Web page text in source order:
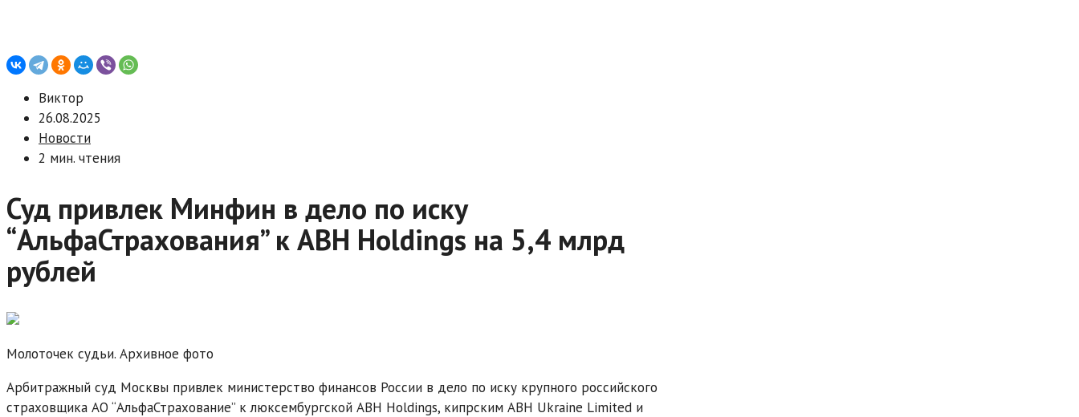
Виктор
26.08.2025
Новости
2 мин. чтения
Суд привлек Минфин в дело по иску
“АльфаСтрахования” к ABH Holdings на 5,4 млрд
рублей
Молоточек судьи. Архивное фото
Арбитражный суд Москвы привлек министерство финансов России в дело по иску крупного российского
страховщика АО “АльфаСтрахование” к люксембургской ABH Holdings, кипрским ABH Ukraine Limited и